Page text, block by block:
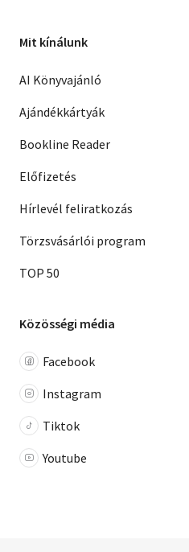
Mit kínálunk
AI Könyvajánló
Ajándékkártyák
Bookline Reader
Előfizetés
Hírlevél feliratkozás
Törzsvásárlói program
TOP 50
Közösségi média
Facebook
Instagram
Tiktok
Youtube